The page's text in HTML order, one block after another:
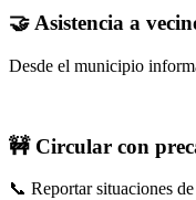
🤝 Asistencia a
Desde el municipio
🚧 Circular con
📞 Reportar situaciones